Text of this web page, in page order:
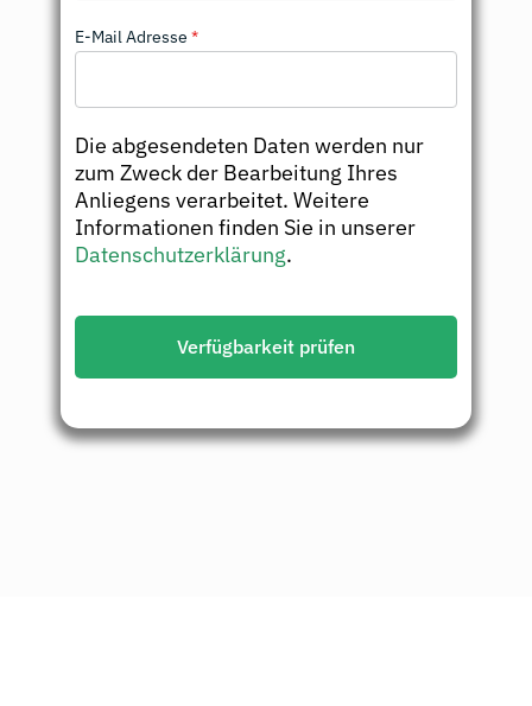
E-Mail Adresse*
Die abgesendeten Daten werden nur
zum Zweck der Bearbeitung Ihres
Anliegens verarbeitet. Weitere
Informationen finden Sie in unserer
Datenschutzerklärung.
Verfügbarkeit prüfen